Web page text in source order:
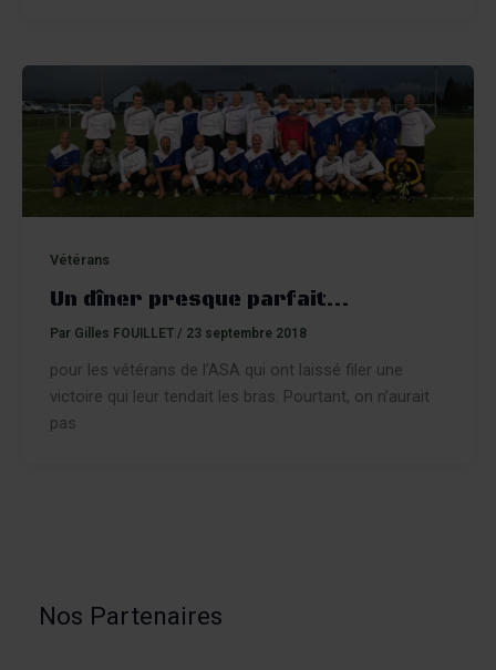
Vétérans
Un dîner presque parfait…
Par Gilles FOUILLET / 23 septembre 2018
pour les vétérans de l’ASA qui ont laissé filer une
victoire qui leur tendait les bras. Pourtant, on n’aurait
pas
Nos Partenaires